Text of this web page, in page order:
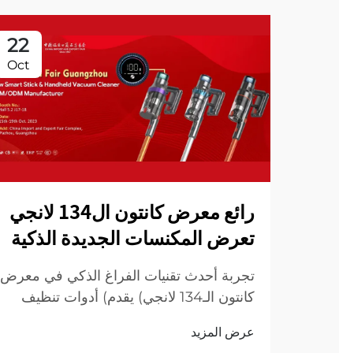
22
Oct
رائع معرض كانتون ال134 لانجي
تعرض المكنسات الجديدة الذكية
تجربة أحدث تقنيات الفراغ الذكي في معرض
كانتون الـ134 لانجي) يقدم) أدوات تنظيف
لعرض
عرض المزيد